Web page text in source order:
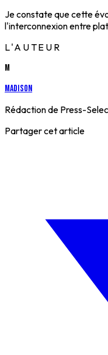
Je constate que cette
l'interconnexion entre
L'AUTEUR
M
Madison
Rédaction de Press-
Partager cet article